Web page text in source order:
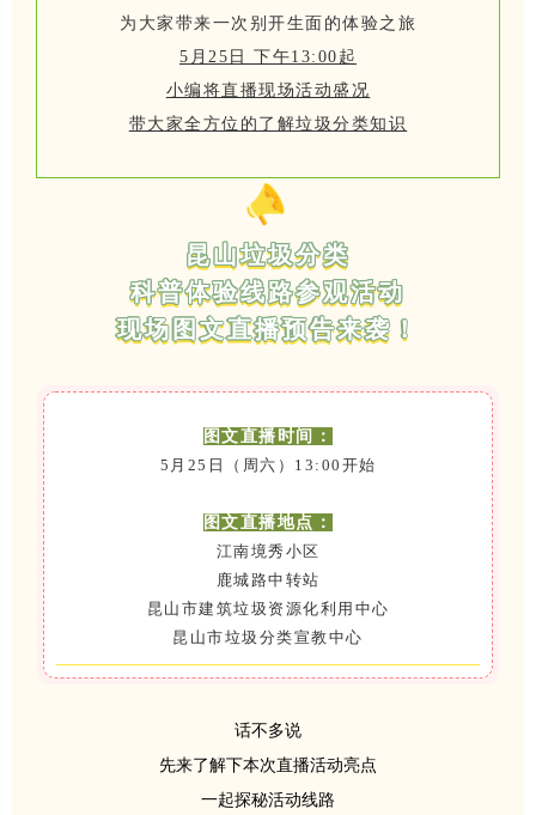
为大家带来一次别开生面的体验之旅
5月25日 下午13:00起
小编将直播现场活动盛况
带大家全方位的了解垃圾分类知识
昆山垃圾分类
科普体验线路参观活动
现场图文直播预告来袭！
图文直播时间：
5月25日（周六）13:00开始
图文直播地点：
江南境秀小区
鹿城路中转站
昆山市建筑垃圾资源化利用中心
昆山市垃圾分类宣教中心
话不多说
先来了解下本次直播活动亮点
一起探秘活动线路